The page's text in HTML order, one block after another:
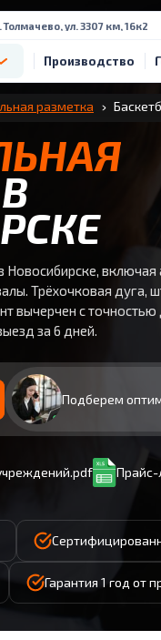
Толмачево, ул. 3307 км, 16к2
Производство
разметка
В
Новосибирске,
Трёхочковая дуга,
вычерчен с точностью
за 6 дней.
Подберем
Прайс-
Гарантия 1 год от